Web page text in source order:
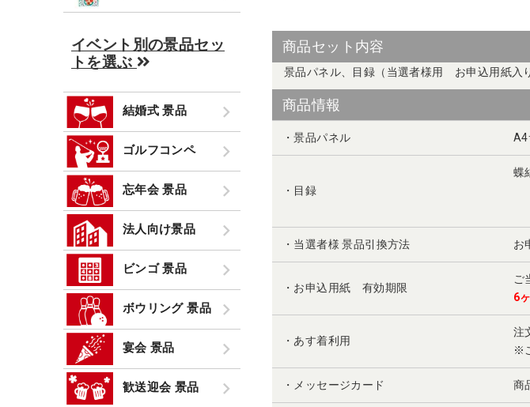
イベント別の景品セッ
トを選ぶ
結婚式 景品
ゴルフコンペ
忘年会 景品
法人向け景品
ビンゴ 景品
ボウリング 景品
宴会 景品
歓送迎会 景品
商品セット内容
景品パネル、目録（当選者様用 お申込用紙入
商品情報
・景品パネル A4
・目録
蝶
・当選者様 景品引換方法 お
・お申込用紙 有効期限
ご
6
・あす着利用
注
※
・メッセージカード 商